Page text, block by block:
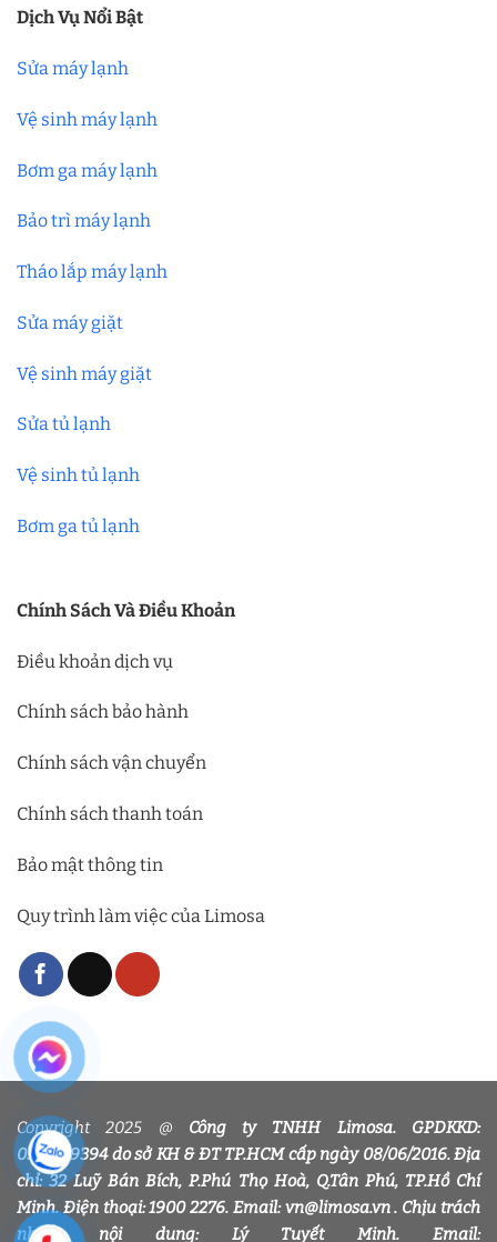
Dịch Vụ Nổi Bật
Sửa máy lạnh
Vệ sinh máy lạnh
Bơm ga máy lạnh
Bảo trì máy lạnh
Tháo lắp máy lạnh
Sửa máy giặt
Vệ sinh máy giặt
Sửa tủ lạnh
Vệ sinh tủ lạnh
Bơm ga tủ lạnh
Chính Sách Và Điều Khoản
Điều khoản dịch vụ
Chính sách bảo hành
Chính sách vận chuyển
Chính sách thanh toán
Bảo mật thông tin
Quy trình làm việc của Limosa
Copyright 2025 @ Công ty TNHH Limosa. GPDKKD:
0318339394 do sở KH & ĐT TP.HCM cấp ngày 08/06/2016. Địa
chỉ: 32 Luỹ Bán Bích, P.Phú Thọ Hoà, Q.Tân Phú, TP.Hồ Chí
Minh. Điện thoại: 1900 2276. Email: vn@limosa.vn . Chịu trách
nhiệm nội dung: Lý Tuyết Minh. Email: